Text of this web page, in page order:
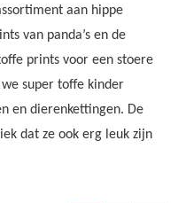
aan hippe
van panda’s en de
prints voor een stoere
we super toffe kinder
en dierenkettingen. De
dat ze ook erg leuk zijn